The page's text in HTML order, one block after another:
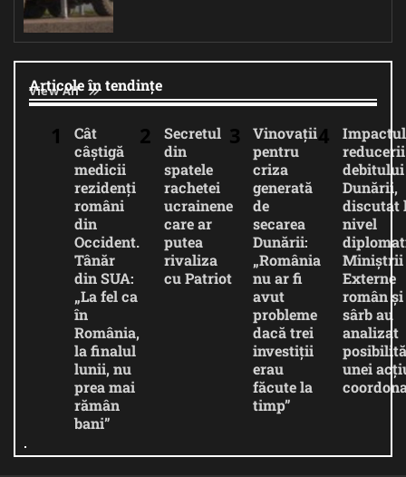
Articole în tendințe
View All
Cât
câștigă
medicii
rezidenți
români
din
Occident.
Tânăr
din SUA:
„La fel ca
în
România,
la finalul
lunii, nu
prea mai
rămân
bani”
Secretul
din
spatele
rachetei
ucrainene
care ar
putea
rivaliza
cu Patriot
Vinovații
pentru
criza
generată
de
secarea
Dunării:
„România
nu ar fi
avut
probleme
dacă trei
investiții
erau
făcute la
timp”
Impactul
reducerii
debitului
Dunării,
discutat
nivel
Miniștrii
Externe
român și
sârb au
analizat
unei